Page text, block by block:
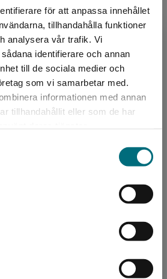
för att anpassa innehållet
tillhandahålla funktioner
analysera vår trafik. Vi
identifierare och annan
till de sociala medier och
som vi samarbetar med.
informationen med annan
tillhandahållit eller som de har
fraktregion
du besöker
via en enhet utanför
slutföra ett köp måste
värld!
Författare
Lundberg Hahn
Hahn är född och uppvuxen i
sedan mitten av 80-talet